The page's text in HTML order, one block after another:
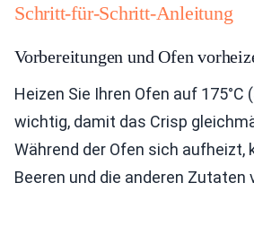
Schritt-für-Schritt-Anleitung
Vorbereitungen und Ofen
Heizen Sie Ihren Ofen auf 175°C
wichtig, damit das Crisp
Während der Ofen sich aufheizt,
Beeren und die anderen Zutaten